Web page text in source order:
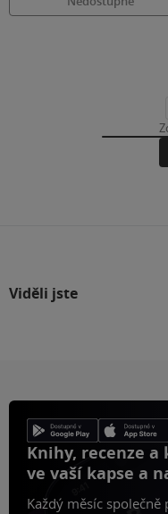
Viděli jste
Knihy, recenze a
ve vaší kapse a
Každý měsíc